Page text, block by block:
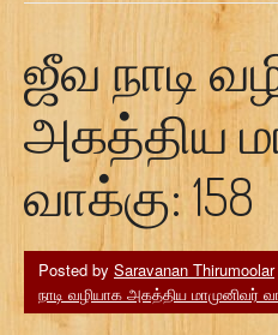
ஜீவ நாடி
அகத்திய
வாக்கு: 158
Posted by Saravanan Thirumoolar
நாடி வழியாக அகத்திய மாமுனிவர்